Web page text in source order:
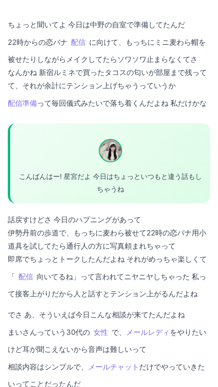
ちょっと聞いてよ 今日は中野の自室で準備してたんだ
22時からの恋バナ 配信 に向けて、もっちにミニ麦わら帽を
被せたりしながらメイクしてたらソワソワ止まらなくてさ
なんかね 新宿ルミネで買ったタコスの匂いが部屋まで残って
て、それが余計にテンション上げちゃうっていうか
配信準備って毎回儀式みたいで落ち着くんだよね 私だけかな
こんばんはー! 星宮だよ 今日はちょっといつもと違う話もし
ちゃうね
話戻すけどさ 今日のハプニングがあって
伊勢丹前の歩道で、もっちに麦わら被せて22時の恋バナ用小
道具を試してたら通行人の方に写真頼まれちゃって
即席でちょっとトークしたんだよね それがめっちゃ楽しくて
「 配信 向いてるね」って言われてニヤニヤしちゃった 私っ
て接客上がりだから人と話すとテンション上がるんだよね
でさ あ、そういえば今日こんな相談が来てたんだよね
まいさんっていう30代の 女性 で、 メールレディ をやりたい
けど耳が聞こえないから音声は難しいって
相談内容はシンプルで、
メールチャット だけでやっていきた
いってことだったんだ